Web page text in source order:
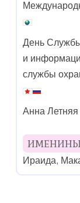
День
и
службы
Анна Летняя
Ираида,